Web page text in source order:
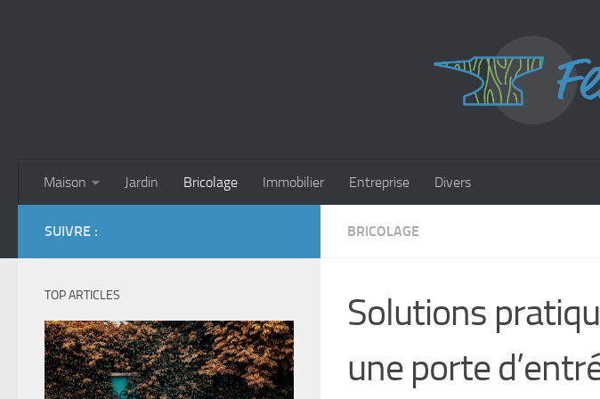
Maison Jardin Bricolage Immobilier Entreprise Divers
BRICOLAGE
Solutions
une porte
SUIVRE :
TOP ARTICLES